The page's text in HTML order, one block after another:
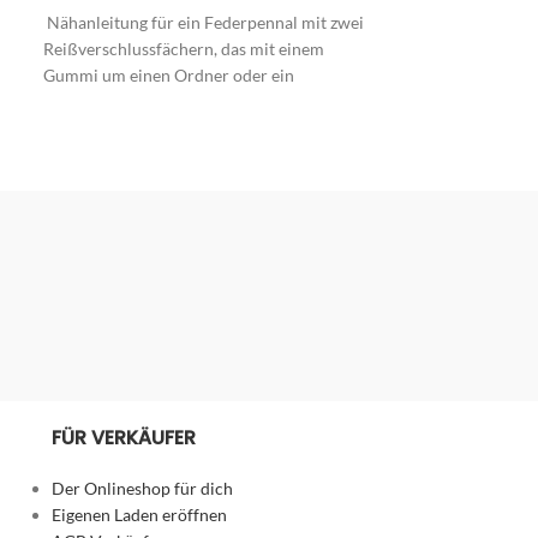
5
Nähanleitung für ein Federpennal mit zwei
Reißverschlussfächern, das mit einem
Gummi um einen Ordner oder ein
FÜR VERKÄUFER
Der Onlineshop für dich
Eigenen Laden eröffnen